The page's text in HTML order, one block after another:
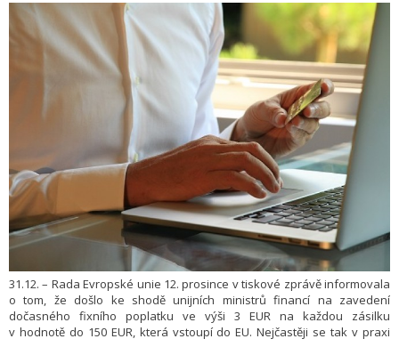
31.12. – Rada Evropské unie 12. prosince v tiskové zprávě informovala
o tom, že došlo ke shodě unijních ministrů financí na zavedení
dočasného fixního poplatku ve výši 3 EUR na každou zásilku
v hodnotě do 150 EUR, která vstoupí do EU. Nejčastěji se tak v praxi